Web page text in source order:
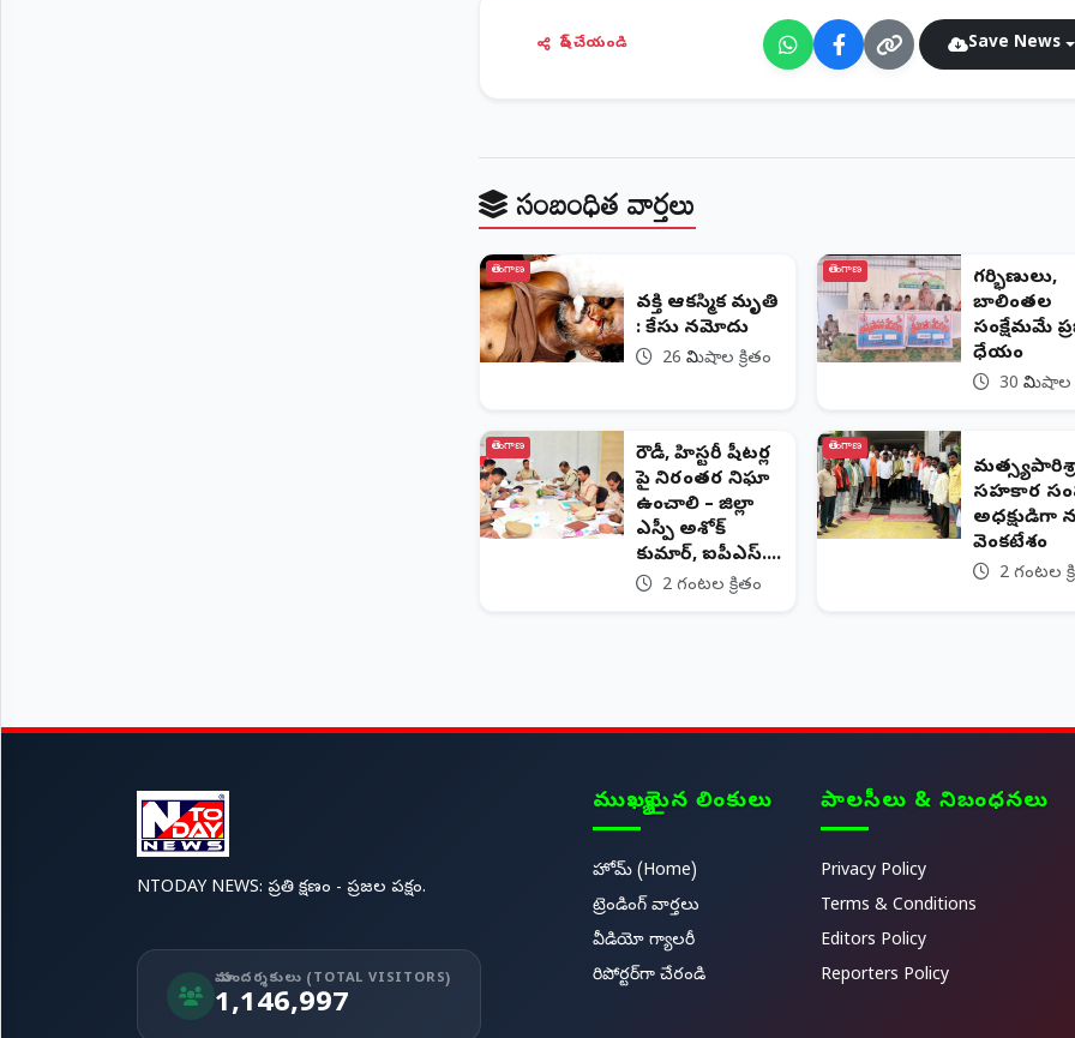
షేర్ చేయండి Save News
సంబంధిత వార్తలు
తెలంగాణ
వ్యక్తి ఆకస్మిక మృతి
: కేసు నమోదు
26 నిమిషాల క్రితం
తెలంగాణ
గర్భిణులు,
బాలింతల
సంక్షేమమే
ధ్యేయం
30 నిమిషాల
తెలంగాణ
రౌడీ, హిస్టరీ షీటర్ల
పై నిరంతర నిఘా
ఉంచాలి – జిల్లా
ఎస్పీ అశోక్
కుమార్, ఐపీఎస్....
2 గంటల క్రితం
తెలంగాణ
సహకార
అధ్యక్షుడిగా
వెంకటేశం
2 గంటల
NTODAY NEWS: ప్రతి క్షణం - ప్రజల పక్షం.
మా సందర్శకులు (TOTAL VISITORS)
1,146,997
ముఖ్యమైన లింకులు
హోమ్ (Home)
ట్రెండింగ్ వార్తలు
వీడియో గ్యాలరీ
రిపోర్టర్‌గా చేరండి
పాలసీలు & నిబంధనలు
Privacy Policy
Terms & Conditions
Editors Policy
Reporters Policy